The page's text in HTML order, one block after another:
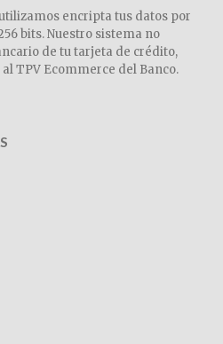
encripta tus datos por
bits. Nuestro sistema no
de tu tarjeta de crédito,
TPV Ecommerce del Banco.